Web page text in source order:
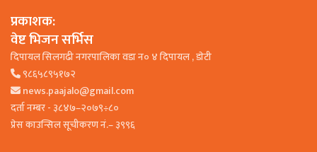
प्रकाशक:
वेष्ट भिजन सर्भिस
दिपायल सिलगढी नगरपालिका वडा न० ४ दिपायल , डाेटी
९८६५८९५१७२
news.paajalo@gmail.com
दर्ता नम्बर - ३८४७–२०७९÷८०
प्रेस काउन्सिल सूचीकरण नं.– ३९९६